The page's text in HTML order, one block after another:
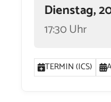
Dienstag,
17:30 Uhr
TERMIN (ICS)